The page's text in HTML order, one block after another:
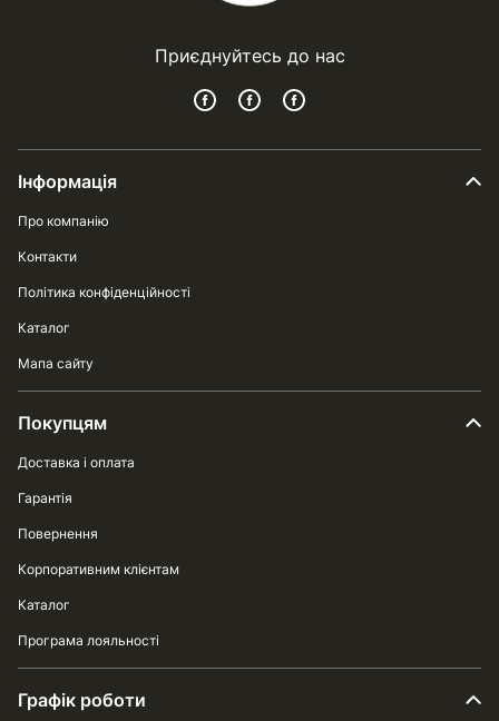
Приєднуйтесь до нас
Інформація
Про компанію
Контакти
Політика конфіденційності
Каталог
Мапа сайту
Покупцям
Доставка і оплата
Гарантія
Повернення
Корпоративним клієнтам
Каталог
Програма лояльності
Графік роботи